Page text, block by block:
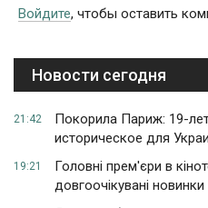
Войдите, чтобы оставить
Новости сегодня
21:42
Покорила Париж: 19-
историческое для
19:21
Головні прем'єри в
довгоочікувані новинки